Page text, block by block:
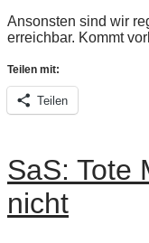
Ansonsten sind wir
erreichbar. Kommt
Teilen mit:
Teilen
SaS: Tote
nicht